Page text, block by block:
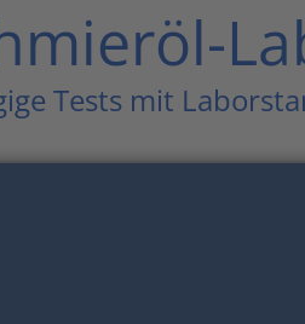
Tests mit